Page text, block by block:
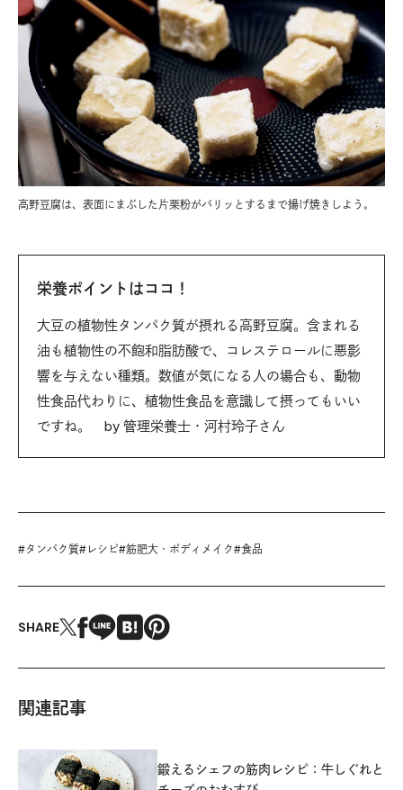
高野豆腐は、表面にまぶした片栗粉がパリッとするまで揚げ焼きしよう。
栄養ポイントはココ！
大豆の植物性タンパク質が摂れる高野豆腐。含まれる
油も植物性の不飽和脂肪酸で、コレステロールに悪影
響を与えない種類。数値が気になる人の場合も、動物
性食品代わりに、植物性食品を意識して摂ってもいい
ですね。 by 管理栄養士・河村玲子さん
#タンパク質# レシピ#筋肥大・ボディメイク#食品
SHARE
関連記事
鍛えるシェフの筋肉レシピ：牛しぐれと